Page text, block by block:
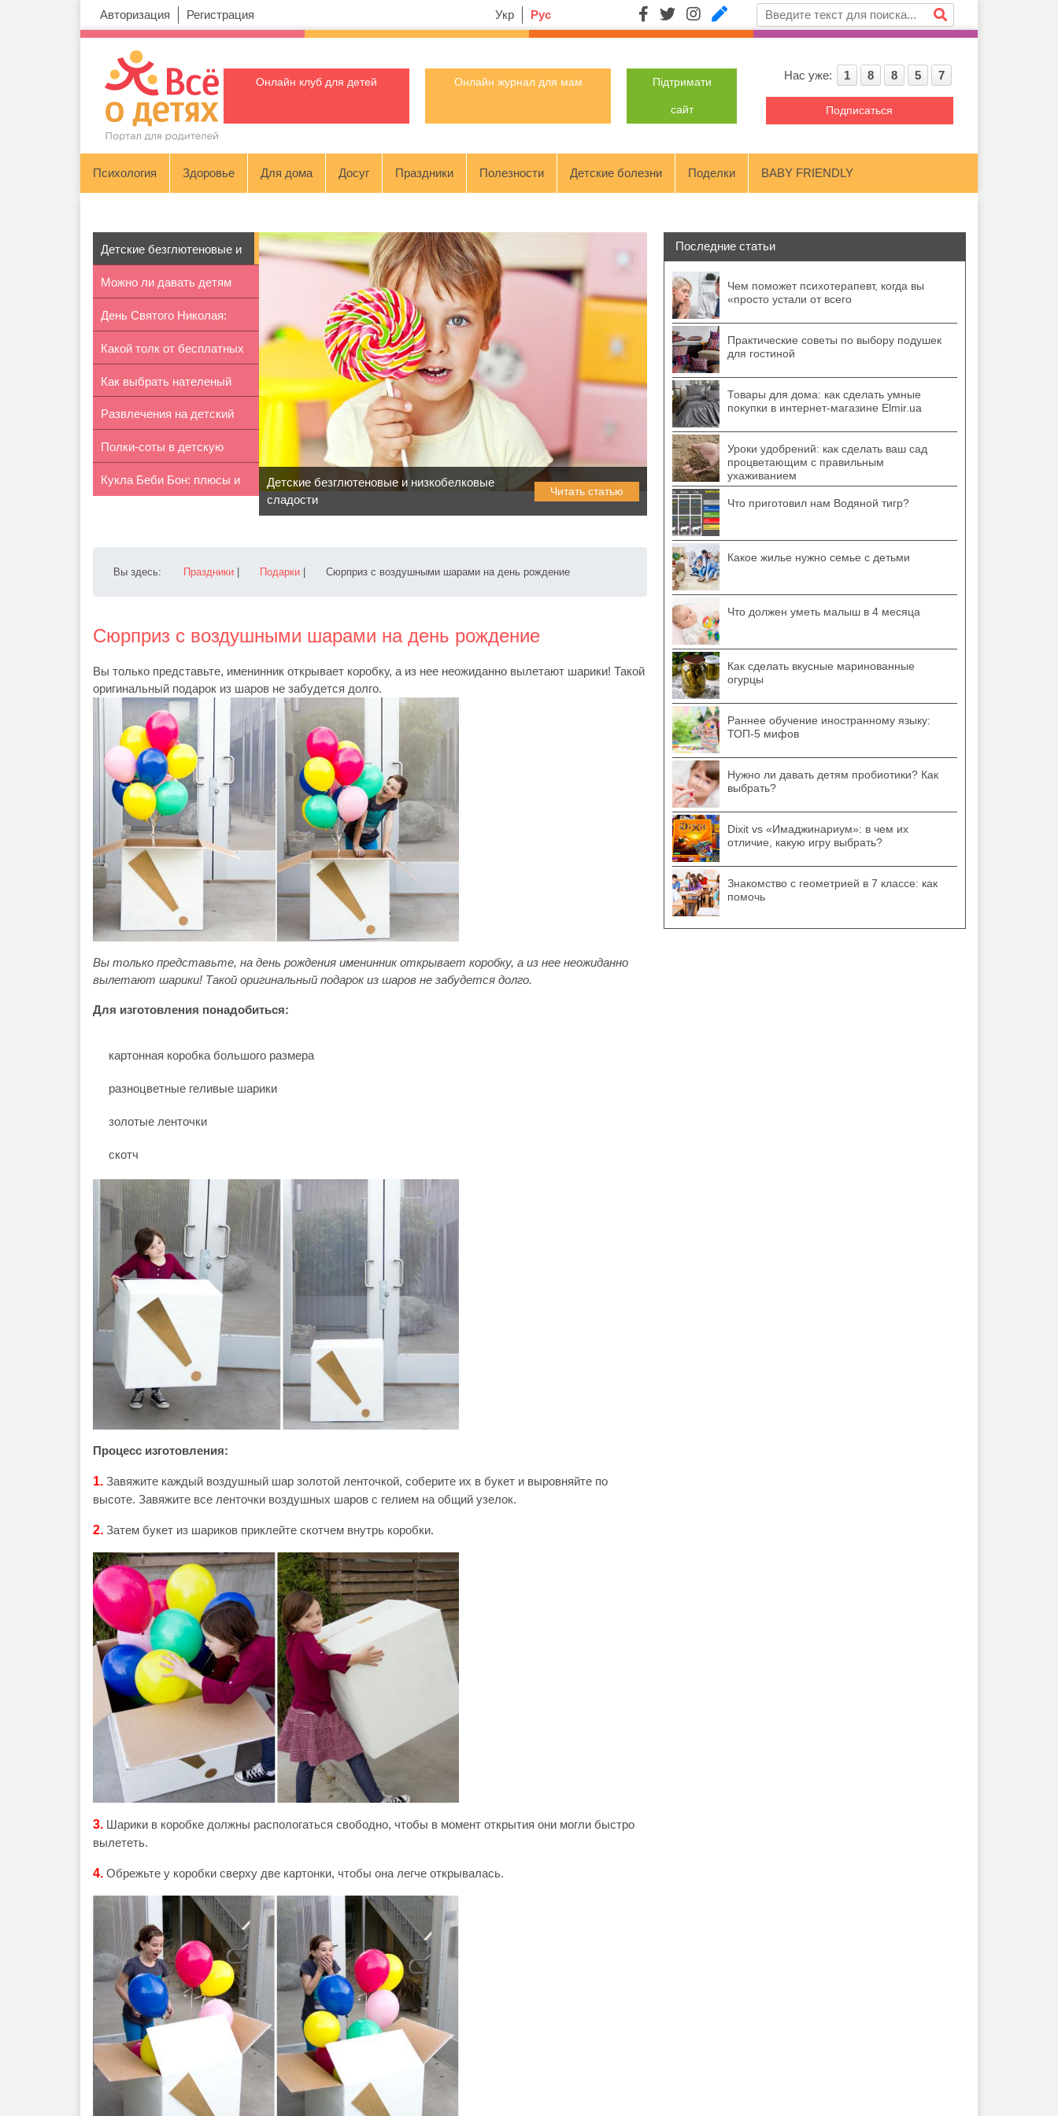
Авторизация Регистрация Укр Рус
Онлайн клуб для детей Онлайн журнал для мам Підтримати
сайт
Нас уже: 1 8 8 5 7
Подписаться
Психология Здоровье Для дома Досуг Праздники Полезности Детские болезни Поделки BABY FRIENDLY
Детские безглютеновые и
низкобе...
Можно ли давать детям
грибы
День Святого Николая:
сделайте ...
Какой толк от бесплатных
онлайн...
Как выбрать нателеный
крестик д...
Развлечения на детский
праздник...
Полки-соты в детскую
своими руками
Кукла Беби Бон: плюсы и
Детские безглютеновые и низкобелковые
сладости
Читать статью
Вы здесь: Праздники Подарки Сюрприз с воздушными шарами на день рождение
Сюрприз с воздушными шарами на день рождение
Вы только представьте, именинник открывает коробку, а из нее неожиданно вылетают шарики! Такой
оригинальный подарок из шаров не забудется долго.
Вы только представьте, на день рождения именинник открывает коробку, а из нее неожиданно
вылетают шарики! Такой оригинальный подарок из шаров не забудется долго.
Для изготовления понадобиться:
картонная коробка большого размера
разноцветные геливые шарики
золотые ленточки
скотч
Процесс изготовления:
1. Завяжите каждый воздушный шар золотой ленточкой, соберите их в букет и выровняйте по
высоте. Завяжите все ленточки воздушных шаров с гелием на общий узелок.
2. Затем букет из шариков приклейте скотчем внутрь коробки.
3. Шарики в коробке должны распологаться свободно, чтобы в момент открытия они могли быстро
вылететь.
4. Обрежьте у коробки сверху две картонки, чтобы она легче открывалась.
Последние статьи
Чем поможет психотерапевт, когда вы
«просто устали от всего
Практические советы по выбору подушек
для гостиной
Товары для дома: как сделать умные
покупки в интернет-магазине Elmir.ua
Уроки удобрений: как сделать ваш сад
процветающим с правильным
ухаживанием
Что приготовил нам Водяной тигр?
Какое жилье нужно семье с детьми
Что должен уметь малыш в 4 месяца
Как сделать вкусные маринованные
огурцы
Раннее обучение иностранному языку:
ТОП-5 мифов
Нужно ли давать детям пробиотики? Как
выбрать?
Dixit vs «Имаджинариум»: в чем их
отличие, какую игру выбрать?
Знакомство с геометрией в 7 классе: как
помочь